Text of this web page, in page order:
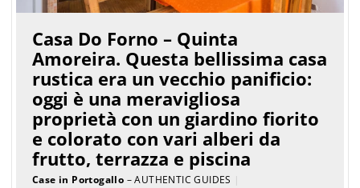
Casa Do Forno – Quinta
Amoreira. Questa bellissima casa
rustica era un vecchio panificio:
oggi è una meravigliosa
proprietà con un giardino fiorito
e colorato con vari alberi da
frutto, terrazza e piscina
Case in Portogallo – AUTHENTIC GUIDES |